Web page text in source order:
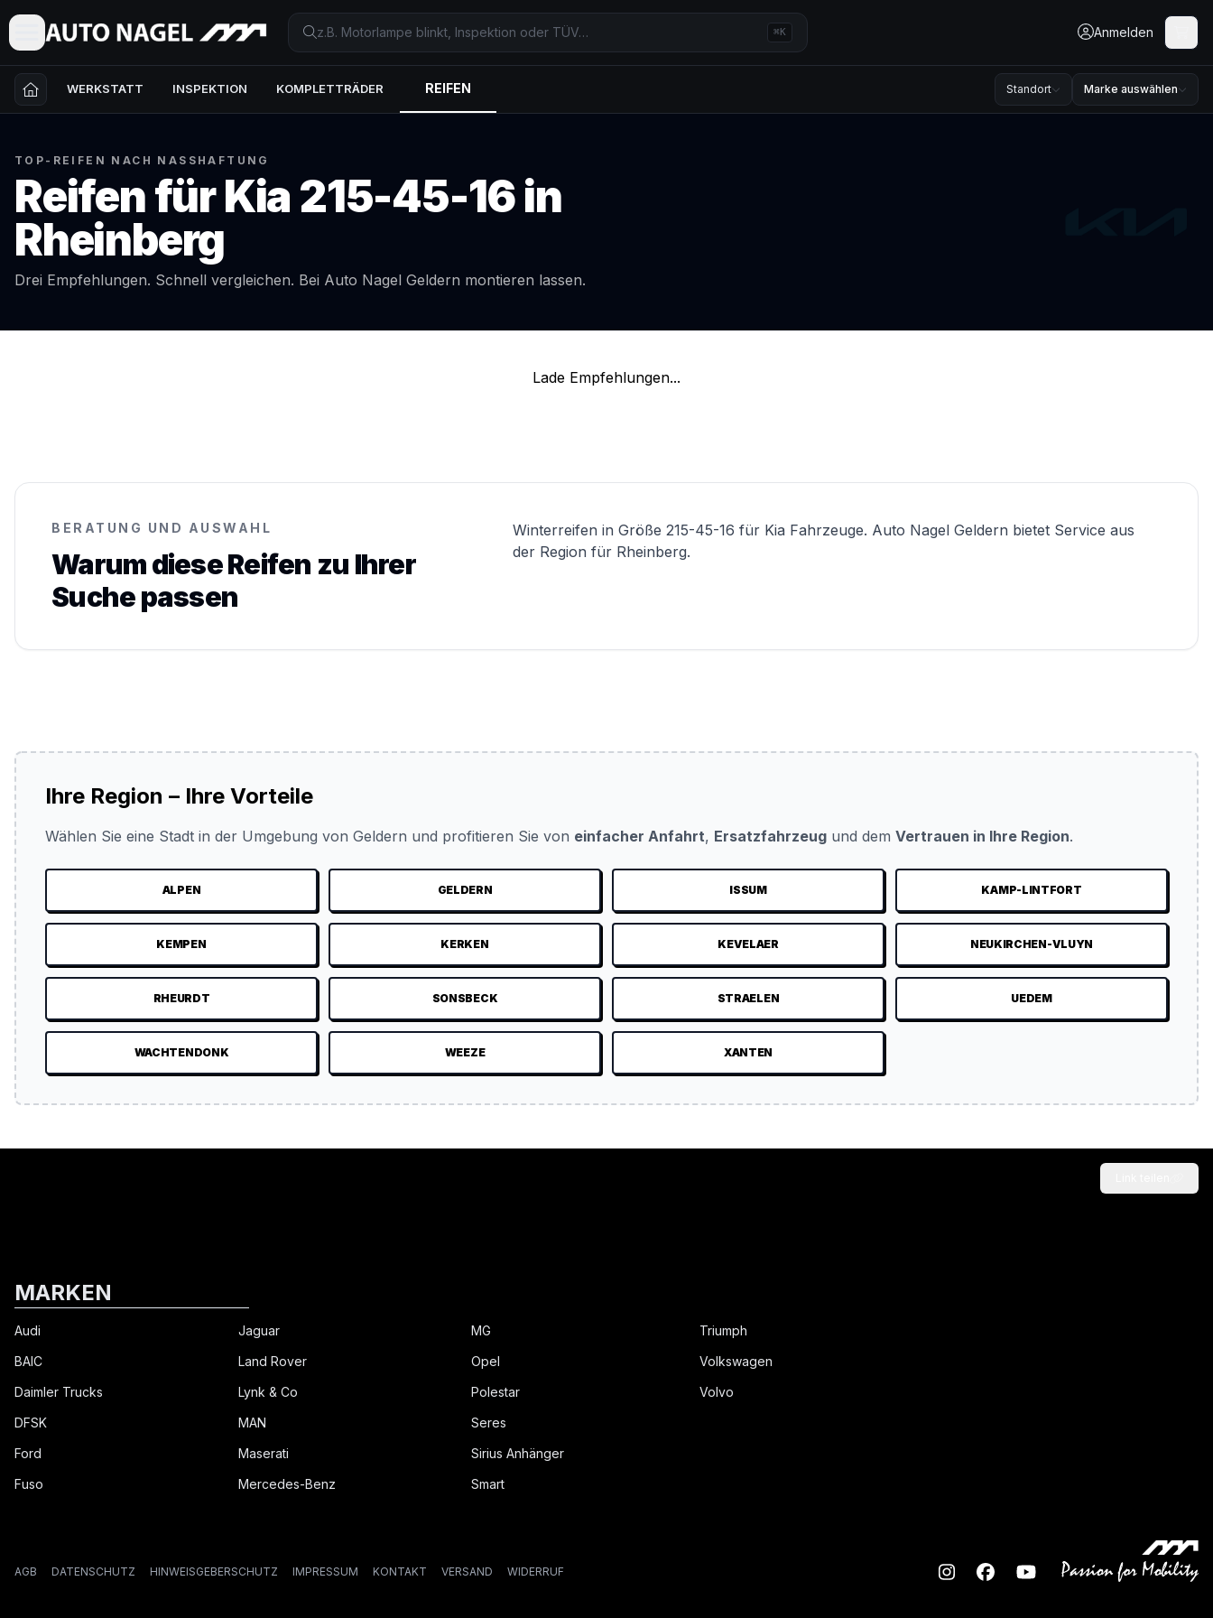
⌘K Anmelden
WERKSTATT INSPEKTION KOMPLETTRÄDER REIFEN Standort Marke auswählen
TOP-REIFEN NACH NASSHAFTUNG
Reifen fürKia 215-45-16in
Rheinberg
Drei Empfehlungen. Schnell vergleichen. Bei Auto Nagel Geldern montieren lassen.
Lade Empfehlungen...
BERATUNG UND AUSWAHL
Warum diese Reifen zu Ihrer
Suche passen
Winterreifen in Größe 215-45-16 für Kia Fahrzeuge. Auto Nagel Geldern bietet Service aus
der Region für Rheinberg.
Ihre Region – Ihre Vorteile
Wählen Sie eine Stadt in der Umgebung von Geldern und profitieren Sie von einfacher Anfahrt, Ersatzfahrzeug und dem Vertrauen in Ihre Region.
ALPEN GELDERN ISSUM KAMP-LINTFORT
KEMPEN KERKEN KEVELAER NEUKIRCHEN-VLUYN
RHEURDT SONSBECK STRAELEN UEDEM
WACHTENDONK WEEZE XANTEN
MARKEN
Audi
BAIC
Daimler Trucks
DFSK
Ford
Fuso
Jaguar
Land Rover
Lynk & Co
MAN
Maserati
Mercedes-Benz
MG
Opel
Polestar
Seres
Sirius Anhänger
Smart
Triumph
Volkswagen
Volvo
AGB DATENSCHUTZ HINWEISGEBERSCHUTZ IMPRESSUM KONTAKT VERSAND WIDERRUF